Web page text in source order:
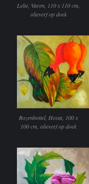
Lelie, Varen, 110 x 110 cm,
olieverf op doek
Rozenbottel, Hosta, 100 x
100 cm, olieverf op doek